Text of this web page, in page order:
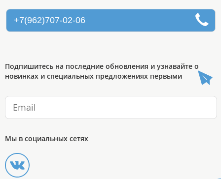
+7(962)707-02-06
Подпишитесь на последние обновления и узнавайте о
новинках и специальных предложениях первыми
Мы в социальных сетях